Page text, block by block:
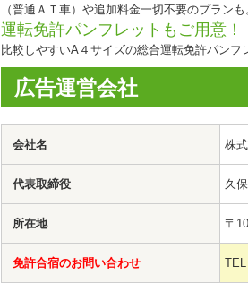
（普通ＡＴ車）や追加料金一切不要のプラン
運転免許パンフレットもご用意！
比較しやすいA４サイズの総合運転免許パンフ
広告運営会社
会社名 株
代表取締役 久
所在地 〒
免許合宿のお問い合わせ TEL